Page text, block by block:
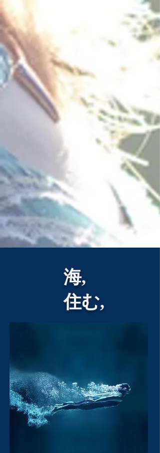
海,
住む,